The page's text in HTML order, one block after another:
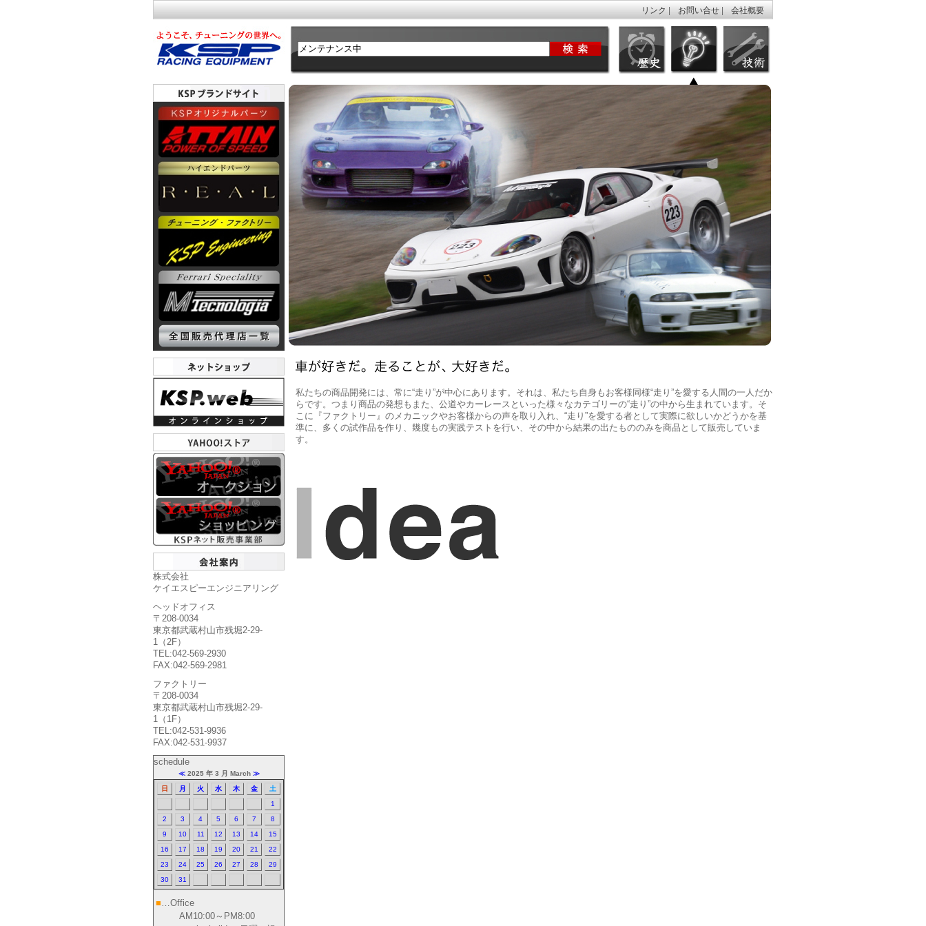
リンク お問い合せ 会社概要
株式会社
ケイエスピーエンジニアリング
ヘッドオフィス
〒208-0034
東京都武蔵村山市残堀2-29-
1（2F）
TEL:042-569-2930
FAX:042-569-2981
ファクトリー
〒208-0034
東京都武蔵村山市残堀2-29-
1（1F）
TEL:042-531-9936
FAX:042-531-9937
schedule
≪2025 年 3 月 March ≫
日
月 火 水 木 金
土
1
2
3 4 5 6 7
8
9
10 11 12 13 14
15
16
17 18 19 20 21
22
23
24 25 26 27 28
29
30
31
■…Office
AM10:00～PM8:00
私たちの商品開発には、常に“走り”が中心にあります。それは、私たち自身もお客様同様“走り”を愛する人間の一人だか
らです。つまり商品の発想もまた、公道やカーレースといった様々なカテゴリーの“走り”の中から生まれています。そ
こに『ファクトリー』のメカニックやお客様からの声を取り入れ、“走り”を愛する者として実際に欲しいかどうかを基
準に、多くの試作品を作り、幾度もの実践テストを行い、その中から結果の出たもののみを商品として販売していま
す。